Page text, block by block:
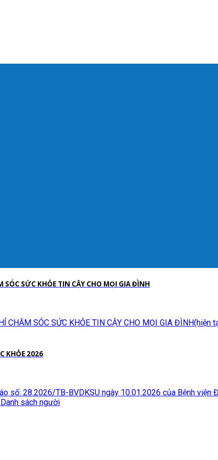
SÓC SỨC KHỎE TIN CẬY CHO MỌI GIA ĐÌNH
CHĂM SÓC SỨC KHỎE TIN CẬY CHO MỌI GIA
KHỎE 2026
số: 28.2026/TB-BVDKSU ngày 10.01.2026 của Bệnh viện
sách người